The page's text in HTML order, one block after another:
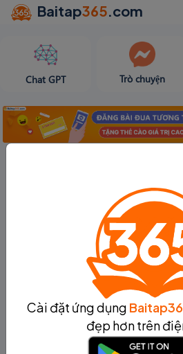
Baitap365.com
Chat GPT Trò chuyện
Cài đặt ứng dụng
đẹp hơn trên